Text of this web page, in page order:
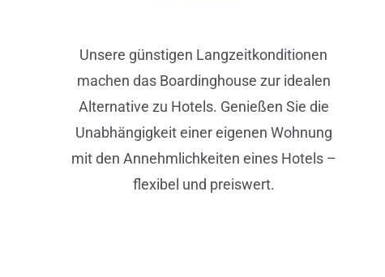
Unsere günstigen Langzeitkonditionen
machen das Boardinghouse zur idealen
Alternative zu Hotels. Genießen Sie die
Unabhängigkeit einer eigenen Wohnung
mit den Annehmlichkeiten eines Hotels –
flexibel und preiswert.